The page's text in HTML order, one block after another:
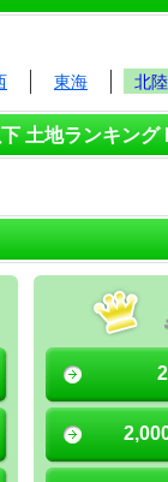
東海 北
土地ランキング